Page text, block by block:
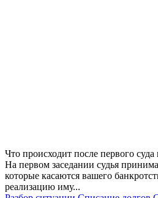
Что происходит после первого суда
На первом заседании судья
которые касаются вашего
реализацию иму...